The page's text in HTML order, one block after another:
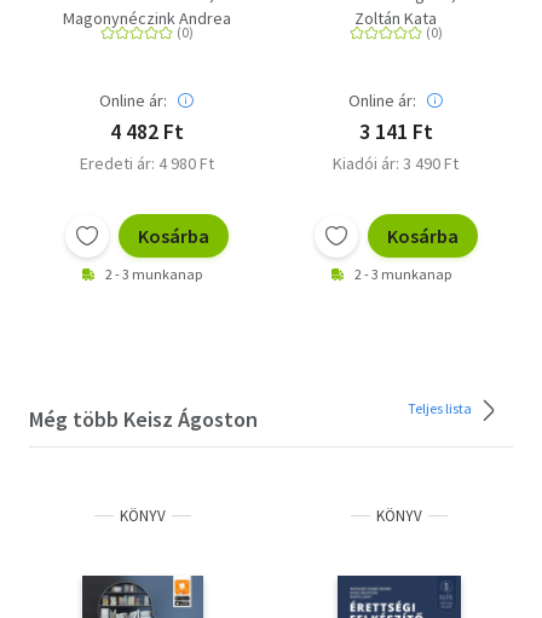
nyelv és irodalom -
Elmélet, gyakorlat,
2385U
Magonynéczink Andrea
Online ár:
4 482 Ft
Eredeti ár: 4 980 Ft
Kosárba
2 - 3 munkanap
osztályosoknak
Zoltán Kata
Online ár:
3 141 Ft
Kiadói ár: 3 490 Ft
Kosárba
2 - 3 munkanap
Még több Keisz Ágoston Teljes lista
KÖNYV KÖNYV